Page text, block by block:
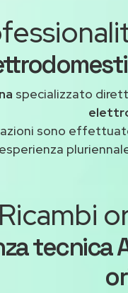
specializzato
sono
Ricambi
tecnica